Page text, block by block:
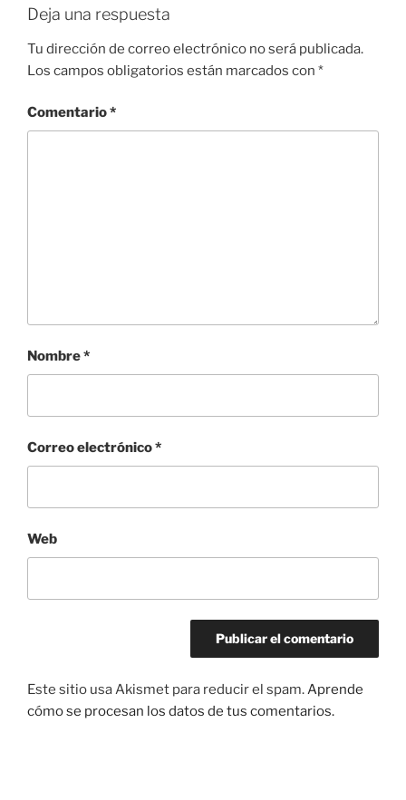
k
Deja una respuesta
Tu dirección de correo electrónico no será publicada.
Los campos obligatorios están marcados con *
Comentario*
Nombre*
Correo electrónico*
Web
Este sitio usa Akismet para reducir el spam.Aprende
cómo se procesan los datos de tus comentarios.